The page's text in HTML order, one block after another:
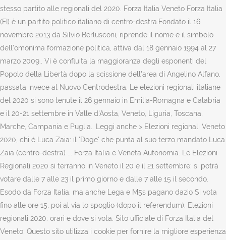
stesso partito alle regionali del 2020. Forza Italia Veneto Forza Italia
(FI) è un partito politico italiano di centro-destra.Fondato il 16
novembre 2013 da Silvio Berlusconi, riprende il nome e il simbolo
dell'omonima formazione politica, attiva dal 18 gennaio 1994 al 27
marzo 2009.. Vi è confluita la maggioranza degli esponenti del
Popolo della Libertà dopo la scissione dell'area di Angelino Alfano,
passata invece al Nuovo Centrodestra. Le elezioni regionali italiane
del 2020 si sono tenute il 26 gennaio in Emilia-Romagna e Calabria
e il 20-21 settembre in Valle d'Aosta, Veneto, Liguria, Toscana,
Marche, Campania e Puglia.. Leggi anche > Elezioni regionali Veneto
2020, chi è Luca Zaia: il 'Doge' che punta al suo terzo mandato Luca
Zaia (centro-destra) ... Forza Italia e Veneta Autonomia. Le Elezioni
Regionali 2020 si terranno in Veneto il 20 e il 21 settembre: si potrà
votare dalle 7 alle 23 il primo giorno e dalle 7 alle 15 il secondo.
Esodo da Forza Italia, ma anche Lega e M5s pagano dazio Si vota
fino alle ore 15, poi al via lo spoglio (dopo il referendum). Elezioni
regionali 2020: orari e dove si vota. Sito ufficiale di Forza Italia del
Veneto, Questo sito utilizza i cookie per fornire la migliore esperienza